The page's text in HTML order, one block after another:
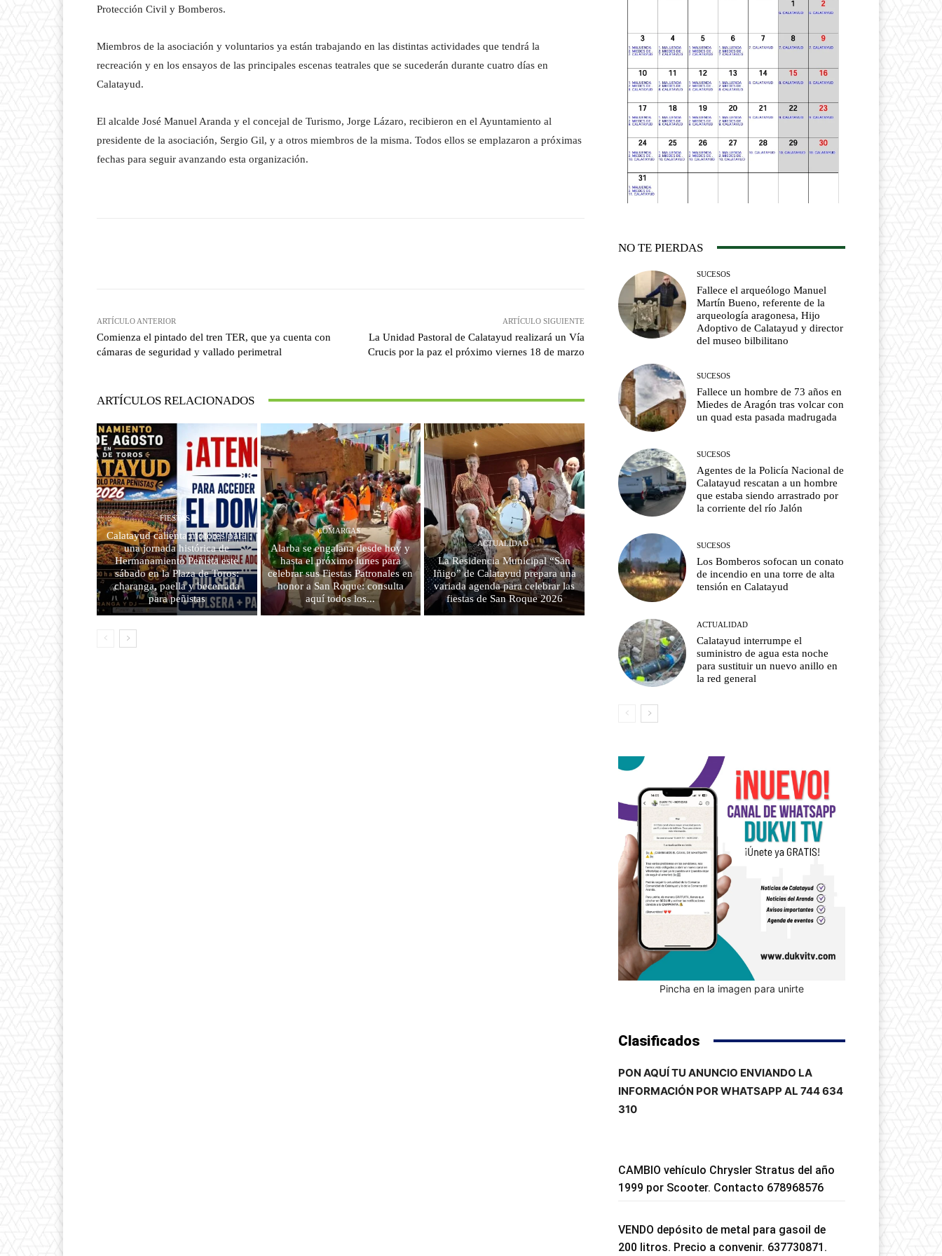
Protección Civil y Bomberos.
Miembros de la asociación y voluntarios ya están trabajando en las distintas actividades que tendrá la
recreación y en los ensayos de las principales escenas teatrales que se sucederán durante cuatro días en
Calatayud.
El alcalde José Manuel Aranda y el concejal de Turismo, Jorge Lázaro, recibieron en el Ayuntamiento al
presidente de la asociación, Sergio Gil, y a otros miembros de la misma. Todos ellos se emplazaron a próximas
fechas para seguir avanzando esta organización.
ARTÍCULO ANTERIOR
Comienza el pintado del tren TER, que ya cuenta con
cámaras de seguridad y vallado perimetral
ARTÍCULO SIGUIENTE
La Unidad Pastoral de Calatayud realizará un Vía
Crucis por la paz el próximo viernes 18 de marzo
ARTÍCULOS RELACIONADOS
FIESTAS
Calatayud calienta motores para
una jornada histórica de
Hermanamiento Peñista este
sábado en la Plaza de Toros:
charanga, paella y becerrada
para peñistas
COMARCAS
Alarba se engalana desde hoy y
hasta el próximo lunes para
celebrar sus Fiestas Patronales en
honor a San Roque: consulta
aquí todos los...
ACTUALIDAD
La Residencia Municipal “San
Iñigo” de Calatayud prepara una
variada agenda para celebrar las
fiestas de San Roque 2026
NO TE PIERDAS
SUCESOS
Fallece el arqueólogo Manuel
Martín Bueno, referente de la
arqueología aragonesa, Hijo
Adoptivo de Calatayud y director
del museo bilbilitano
SUCESOS
Fallece un hombre de 73 años en
Miedes de Aragón tras volcar con
un quad esta pasada madrugada
SUCESOS
Agentes de la Policía Nacional de
Calatayud rescatan a un hombre
que estaba siendo arrastrado por
la corriente del río Jalón
SUCESOS
Los Bomberos sofocan un conato
de incendio en una torre de alta
tensión en Calatayud
ACTUALIDAD
Calatayud interrumpe el
suministro de agua esta noche
para sustituir un nuevo anillo en
la red general
Pincha en la imagen para unirte
Clasificados
PON AQUÍ TU ANUNCIO ENVIANDO LA
INFORMACIÓN POR WHATSAPP AL 744 634
310
CAMBIO vehículo Chrysler Stratus del año
1999 por Scooter. Contacto 678968576
VENDO depósito de metal para gasoil de
200 litros. Precio a convenir. 637730871.